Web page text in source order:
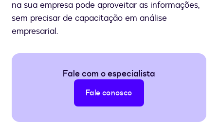
na sua empresa pode aproveitar as informações,
sem precisar de capacitação em análise
empresarial.
Fale com o especialista
Fale conosco